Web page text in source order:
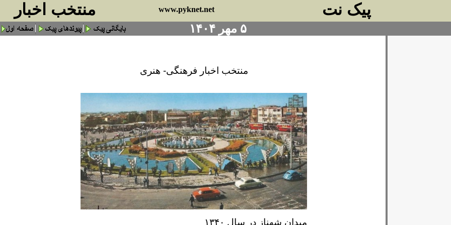
منتخب اخبار www.pyknet.net پیک نت
۵ مهر ۱۴۰۴
منتخب اخبار فرهنگی- هنری
میدان شهناز در سال ۱۳۴۰